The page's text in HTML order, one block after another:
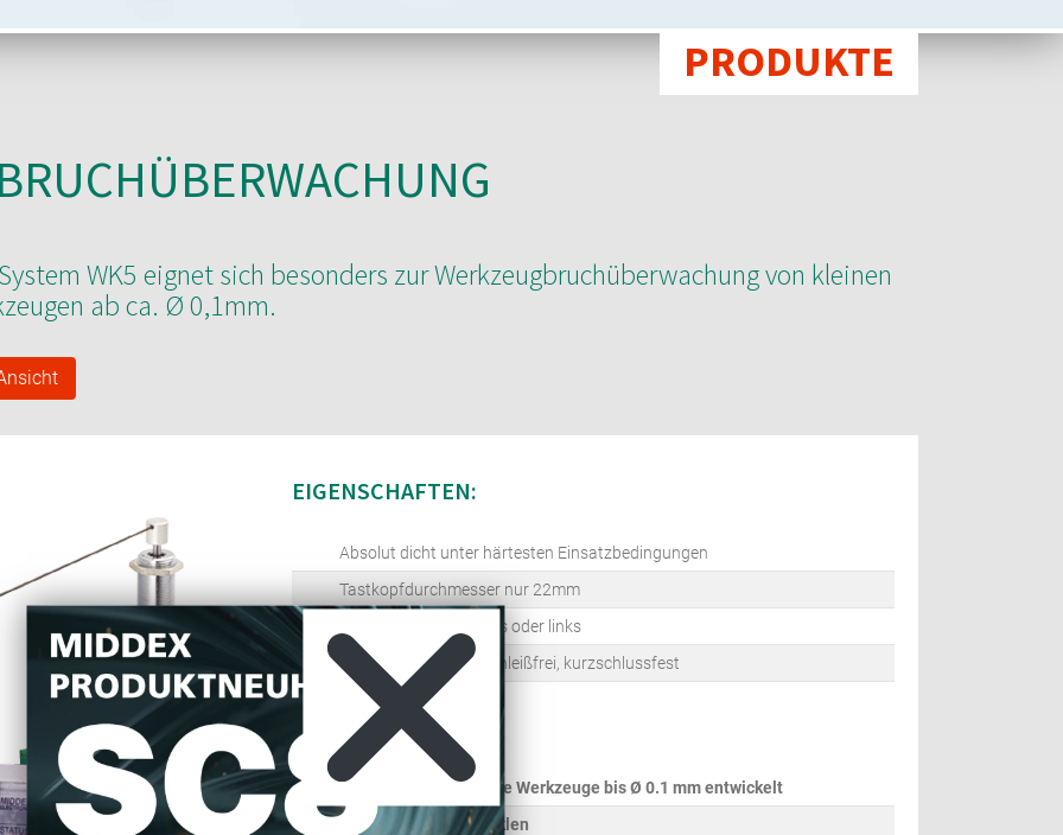
PRODUKTE
WK5 eignet sich besonders zur Werkzeugbruchüberwachung von kleinen
ab ca. Ø 0,1mm.
EIGENSCHAFTEN:
Absolut dicht unter härtesten Einsatzbedingungen
Tastkopfdurchmesser nur 22mm
Abtastung nach rechts oder links
PNP-Ausgänge, verschleißfrei, kurzschlussfest
BESONDERHEITEN:
Speziell für sehr kleine Werkzeuge bis Ø 0.1 mm entwickelt
Bis zu 10 Mio. Tastzyklen